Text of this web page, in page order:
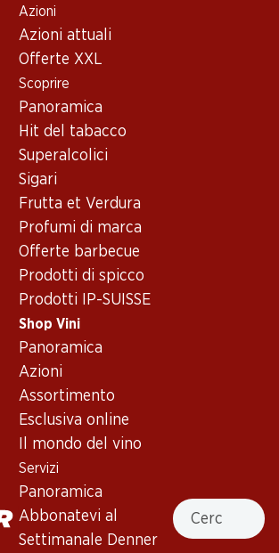
Azioni
Azioni attuali
Offerte XXL
Scoprire
Panoramica
Hit del tabacco
Superalcolici
Sigari
Frutta et Verdura
Profumi di marca
Offerte barbecue
Prodotti di spicco
Prodotti IP-SUISSE
Shop Vini
Panoramica
Azioni
Assortimento
Esclusiva online
Il mondo del vino
Servizi
Panoramica
Abbonatevi al
Settimanale Denner
Cercare
Vino/champagne
Bordeaux Ch. Brane Cantenac a.c. 75
Cantenac a.c. 75
,Bordeaux, 2004
2004, 75 cl